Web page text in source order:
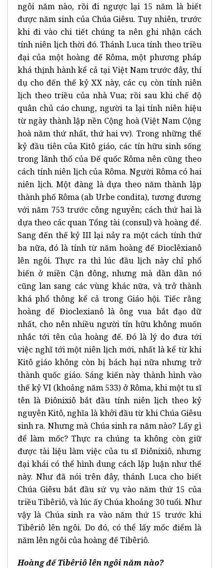
ngôi năm nào, rồi đi ngược lại 15 năm là biết
được năm sinh của Chúa Giêsu. Tuy nhiên, trước
khi đi vào chi tiết chúng ta nên ghi nhận cách
tính niên lịch thời đó. Thánh Luca tính theo triều
đại của một hoàng đế Rôma, một phương pháp
khá thịnh hành kể cả tại Việt Nam trước đây, thí
dụ cho đến thế kỷ XX này, các cụ còn tính niên
lịch theo triều của nhà Vua; rồi sau khi chế độ
quân chủ cáo chung, người ta lại tính niên hiệu
từ ngày thành lập nền Cộng hoà (Việt Nam Cộng
hoà năm thứ nhất, thứ hai vv). Trong những thế
kỷ đầu tiên của Kitô giáo, các tín hữu sinh sống
trong lãnh thổ của Đế quốc Rôma nên cũng theo
cách tính niên lịch của Rôma. Người Rôma có hai
niên lịch. Một đàng là dựa theo năm thành lập
thành phố Rôma (ab Urbe condita), tương đương
với năm 753 trước công nguyên; cách thứ hai là
dựa theo các quan Tổng tài (consul) và hoàng đế.
Sang đến thế kỷ III lại nảy ra một cách tính thứ
ba nữa, đó là tính từ năm hoàng đế Đioclêxianô
lên ngôi. Thực ra thì lúc đầu lịch này chỉ phổ
biến ở miền Cận đông, nhưng mà dần dần nó
cũng lan sang các vùng khác nữa, và trở thành
khá phổ thông kể cả trong Giáo hội. Tiếc rằng
hoàng đế Đioclexianô là ông vua bắt đạo dữ
nhất, cho nên nhiều người tín hữu không muốn
nhắc tới tên của hoàng đế. Đó là lý do đưa tới
việc nghĩ tới một niên lịch mới, nhất là kể từ khi
Kitô giáo không còn bị bách hại nữa nhưng trở
thành quốc giáo. Sáng kiến này thành hình vào
thế kỷ VI (khoảng năm 533) ở Rôma, khi một tu sĩ
tên là Điônixiô bắt đầu tính niên lịch theo kỷ
nguyên Kitô, nghĩa là khởi đầu từ khi Chúa Giêsu
sinh ra. Nhưng mà Chúa sinh ra năm nào? Lấy gì
để làm mốc? Thực ra chúng ta không còn giữ
được tài liệu làm việc của tu sĩ Điônixiô, nhưng
đại khái có thể hình dung cách lập luận như thế
này. Như đã nói trên đây, thánh Luca cho biết
Chúa Giêsu bắt đầu sứ vụ vào năm thứ 15 của
triều Tibêriô, và lúc ấy Chúa khoảng 30 tuổi. Như
vậy là Chúa sinh ra vào năm thứ 15 trước khi
Tibêriô lên ngôi. Do đó, có thể lấy mốc điểm là
năm lên ngôi của hoàng đế Tibêriô.
Hoàng đế Tibêriô lên ngôi năm nào?